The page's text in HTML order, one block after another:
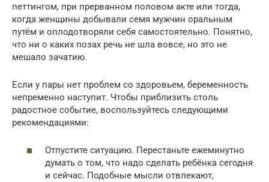
петтингом, при прерванном половом акте или тогда,
когда женщины добывали семя мужчин оральным
путём и оплодотворяли себя самостоятельно. Понятно,
что ни о каких позах речь не шла вовсе, но это не
мешало зачатию.
Если у пары нет проблем со здоровьем, беременность
непременно наступит. Чтобы приблизить столь
радостное событие, воспользуйтесь следующими
рекомендациями:
Отпустите ситуацию. Перестаньте ежеминутно
думать о том, что надо сделать ребёнка сегодня
и сейчас. Подобные мысли отвлекают,